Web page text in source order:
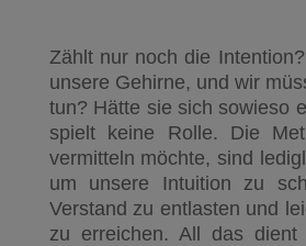
Zählt nur noch die
unsere Gehirne, und wir
tun? Hätte sie sich sowieso
spielt keine Rolle. Die
vermitteln möchte, sind
um unsere Intuition zu
Verstand zu entlasten und
zu erreichen. All das